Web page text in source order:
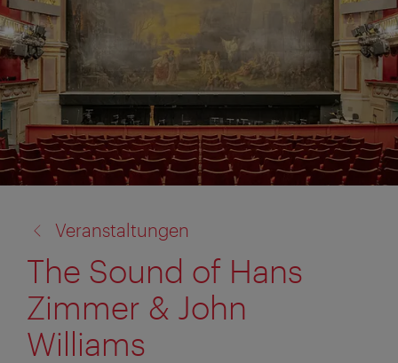
zu:
Veranstaltungen
The Sound of Hans
Zimmer & John
Williams